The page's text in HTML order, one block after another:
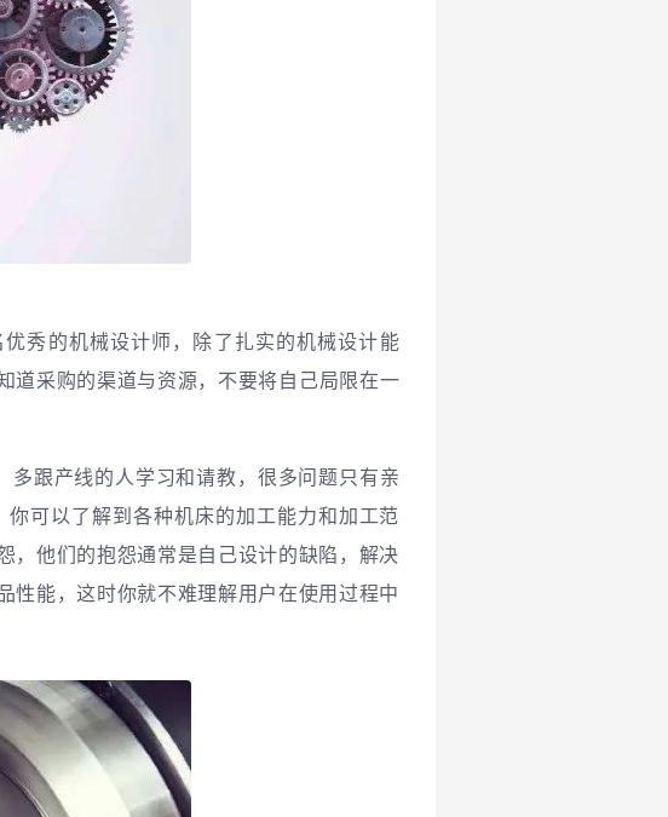
秀的机械设计师，除了扎实的机械设计能
道采购的渠道与资源，不要将自己局限在一
多跟产线的人学习和请教，很多问题只有亲
可以了解到各种机床的加工能力和加工范
，他们的抱怨通常是自己设计的缺陷，解决
性能，这时你就不难理解用户在使用过程中